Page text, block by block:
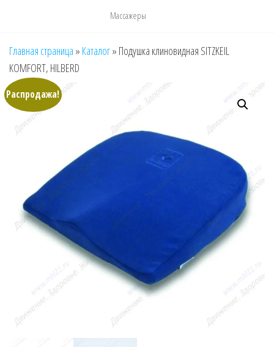
Массажеры
Главная страница » Каталог» Подушка клиновидная SITZKEIL
KOMFORT, HILBERD
Распродажа!